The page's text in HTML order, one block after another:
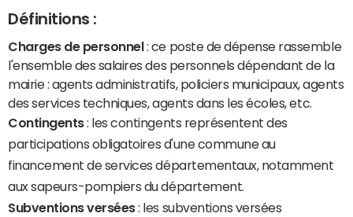
Définitions :
Charges de personnel : ce poste de dépense rassemble
l'ensemble des salaires des personnels dépendant de la
mairie : agents administratifs, policiers municipaux, agents
des services techniques, agents dans les écoles, etc.
Contingents: les contingents représentent des
participations obligatoires d'une commune au
financement de services départementaux, notamment
aux sapeurs-pompiers du département.
Subventions versées: les subventions versées